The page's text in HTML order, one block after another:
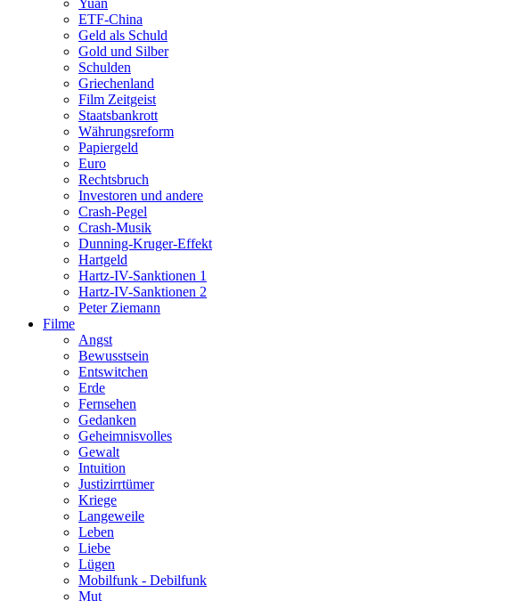
Yuan
ETF-China
Geld als Schuld
Gold und Silber
Schulden
Griechenland
Film Zeitgeist
Staatsbankrott
Währungsreform
Papiergeld
Euro
Rechtsbruch
Investoren und andere
Crash-Pegel
Crash-Musik
Dunning-Kruger-Effekt
Hartgeld
Hartz-IV-Sanktionen 1
Hartz-IV-Sanktionen 2
Peter Ziemann
Filme
Angst
Bewusstsein
Entswitchen
Erde
Fernsehen
Gedanken
Geheimnisvolles
Gewalt
Intuition
Justizirrtümer
Kriege
Langeweile
Leben
Liebe
Lügen
Mobilfunk - Debilfunk
Mut